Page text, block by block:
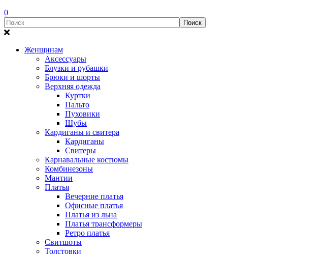
0
Женщинам
Аксессуары
Блузки и рубашки
Брюки и шорты
Верхняя одежда
Куртки
Пальто
Пуховики
Шубы
Кардиганы и свитера
Кардиганы
Свитеры
Карнавальные костюмы
Комбинезоны
Мантии
Платья
Вечерние платья
Офисные платья
Платья из льна
Платья трансформеры
Ретро платья
Свитшоты
Толстовки